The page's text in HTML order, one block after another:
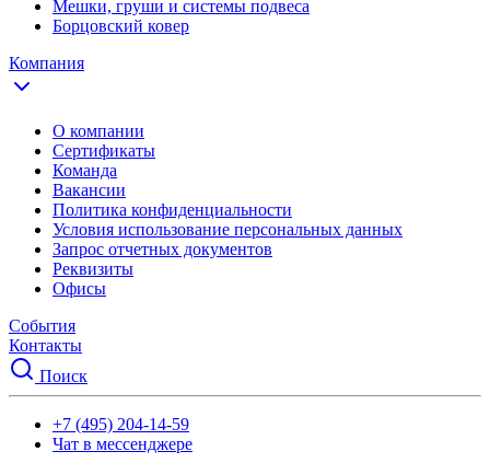
Мешки, груши и системы подвеса
Борцовский ковер
Компания
О компании
Сертификаты
Команда
Вакансии
Политика конфиденциальности
Условия использование персональных данных
Запрос отчетных документов
Реквизиты
Офисы
События
Контакты
Поиск
+7 (495) 204-14-59
Чат в мессенджере